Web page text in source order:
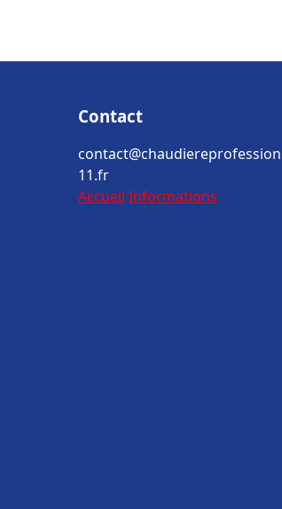
Contact
11.fr
Accueil Informations